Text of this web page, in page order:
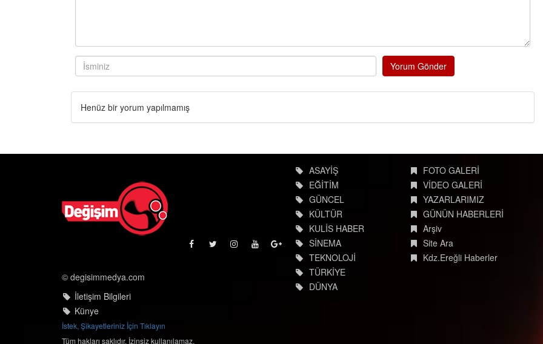
Yorum Gönder
Henüz bir yorum yapılmamış
© degisimmedya.com
İletişim Bilgileri
Künye
İstek, Şikayetleriniz İçin Tıklayın
Tüm hakları saklıdır. İzinsiz kullanılamaz.
ASAYİŞ
EĞİTİM
GÜNCEL
KÜLTÜR
KULİS HABER
SİNEMA
TEKNOLOJİ
TÜRKİYE
DÜNYA
FOTO GALERİ
VİDEO GALERİ
YAZARLARIMIZ
GÜNÜN HABERLERİ
Arşiv
Site Ara
Kdz.Ereğli Haberler